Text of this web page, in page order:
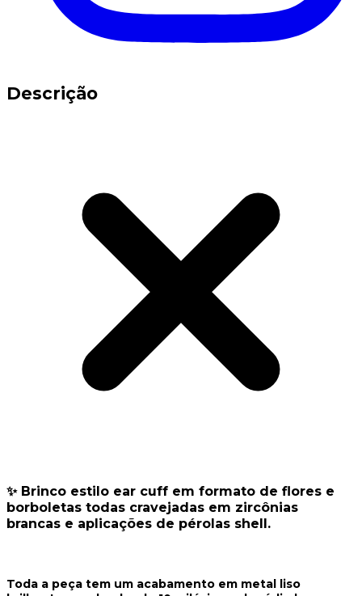
Descrição
✨ Brinco estilo ear cuff em formato de flores e
borboletas todas cravejadas em zircônias
brancas e aplicações de pérolas shell.
Toda a peça tem um acabamento em metal liso